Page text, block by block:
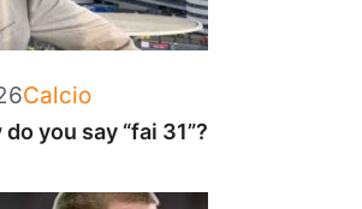
Categorie
Calcio
you say “fai 31”?